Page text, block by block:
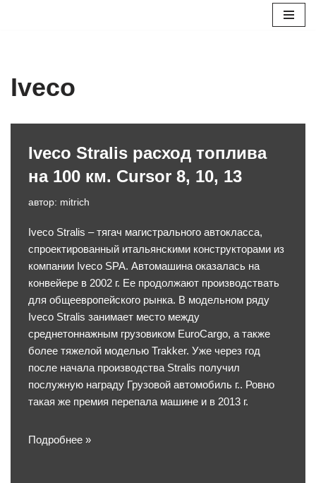
Iveco
Iveco Stralis расход топлива
на 100 км. Cursor 8, 10, 13
автор: mitrich
Iveco Stralis – тягач магистрального автокласса,
спроектированный итальянскими конструкторами из
компании Iveco SPA. Автомашина оказалась на
конвейере в 2002 г. Ее продолжают производствать
для общеевропейского рынка. В модельном ряду
Iveco Stralis занимает место между
среднетоннажным грузовиком EuroCargo, а также
более тяжелой моделью Trakker. Уже через год
после начала производства Stralis получил
послужную награду Грузовой автомобиль г.. Ровно
такая же премия перепала машине и в 2013 г.
Подробнее »